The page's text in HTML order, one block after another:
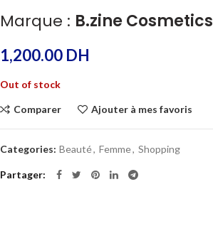
Marque : B.zine Cosmetics
1,200.00 DH
Out of stock
Comparer Ajouter à mes favoris
Categories: Beauté, Femme, Shopping
Partager